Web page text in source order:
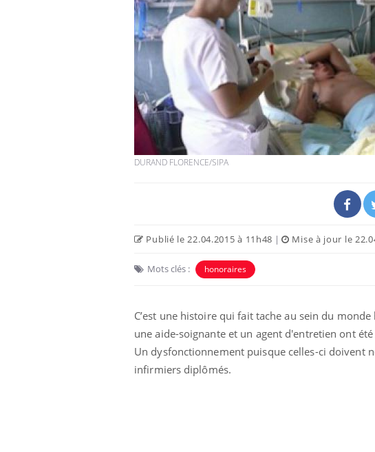
DURAND FLORENCE/SIPA
Publié le 22.04.2015 à 11h48 | Mise à jour le
Mots clés : honoraires
C’est une histoire qui fait tache au sein du
une aide-soignante et un agent d'entretien ont
Un dysfonctionnement puisque celles-ci doivent
infirmiers diplômés.
Syndrome métabolique :
quels sont les meilleurs
exercices physiques ?
Comment éviter une otite
pendant les vacances ?
Hantavirus : un cas
détecté chez un touriste
en France